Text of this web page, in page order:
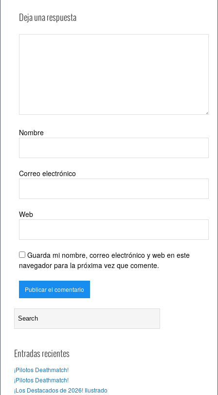
Deja una respuesta
Nombre
Correo electrónico
Web
Guarda mi nombre, correo electrónico y web en este
navegador para la próxima vez que comente.
Entradas recientes
¡Pilotos Deathmatch!
¡Pilotos Deathmatch!
¡Los Destacados de 2026! Ilustrado